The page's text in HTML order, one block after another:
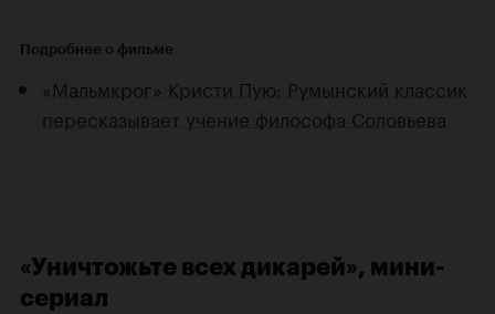
Подробнее о фильме
«Мальмкрог» Кристи Пую: Румынский классик
пересказывает учение философа Соловьева
«Уничтожьте всех дикарей», мини-
сериал